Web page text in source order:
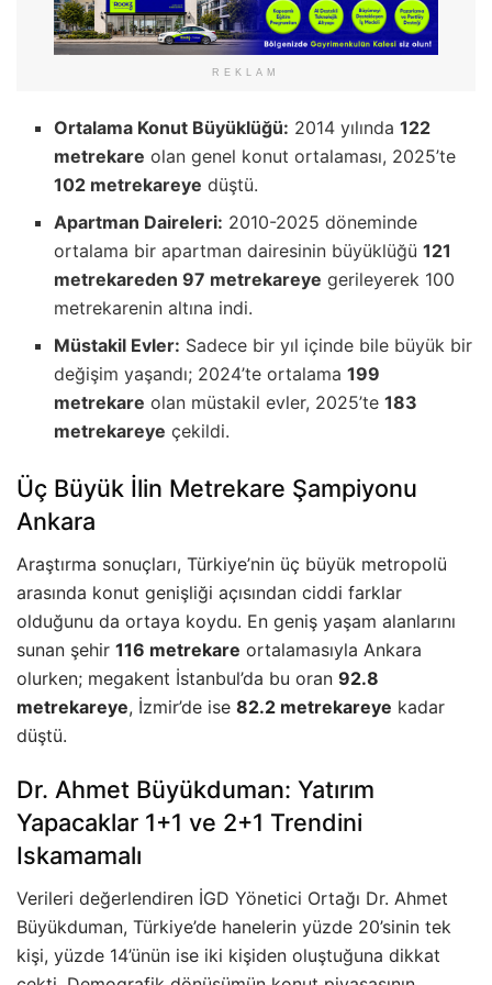
REKLAM
Ortalama Konut Büyüklüğü: 2014 yılında122
metrekare olan genel konut ortalaması, 2025’te
102 metrekareye düştü.
Apartman Daireleri: 2010-2025 döneminde
ortalama bir apartman dairesinin büyüklüğü121
metrekareden 97 metrekareye gerileyerek 100
metrekarenin altına indi.
Müstakil Evler: Sadece bir yıl içinde bile büyük bir
değişim yaşandı; 2024’te ortalama199
metrekare olan müstakil evler, 2025’te183
metrekareye çekildi.
Üç Büyük İlin Metrekare Şampiyonu
Ankara
Araştırma sonuçları, Türkiye’nin üç büyük metropolü
arasında konut genişliği açısından ciddi farklar
olduğunu da ortaya koydu. En geniş yaşam alanlarını
sunan şehir 116 metrekare ortalamasıyla Ankara
olurken; megakent İstanbul’da bu oran 92.8
metrekareye, İzmir’de ise 82.2 metrekareye kadar
düştü.
Dr. Ahmet Büyükduman: Yatırım
Yapacaklar 1+1 ve 2+1 Trendini
Iskamamalı
Verileri değerlendiren İGD Yönetici Ortağı Dr. Ahmet
Büyükduman, Türkiye’de hanelerin yüzde 20’sinin tek
kişi, yüzde 14’ünün ise iki kişiden oluştuğuna dikkat